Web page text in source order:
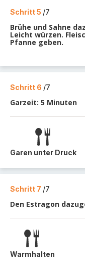
Schritt 5 /7
Brühe und Sahne
Leicht würzen.
Pfanne geben.
Schritt 6 /7
Garzeit: 5 Minuten
Garen unter Druck
Schritt 7 /7
Den Estragon
Warmhalten